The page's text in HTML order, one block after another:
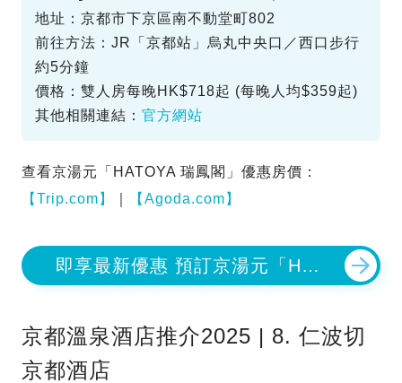
地址：京都市下京區南不動堂町802
前往方法：JR「京都站」烏丸中央口／西口步行
約5分鐘
價格：雙人房每晚HK$718起 (每晚人均$359起)
其他相關連結： 官方網站
查看京湯元「HATOYA 瑞鳳閣」優惠房價：
【Trip.com】
【Agoda.com】
即享最新優惠 預訂京湯元「HAT
OYA 瑞鳳閣」
京都溫泉酒店推介2025 | 8. 仁波切
京都酒店